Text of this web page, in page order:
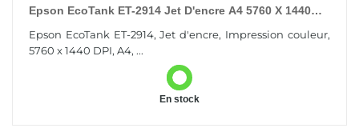
Epson EcoTank ET-2914 Jet D'encre A4 5760 X 1440
Epson EcoTank ET-2914, Jet d'encre, Impression couleur,
5760 x 1440 DPI, A4, ...
En stock